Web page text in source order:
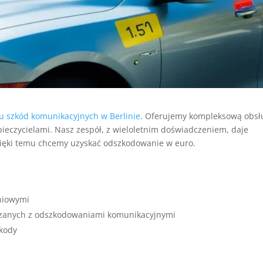
szkód komunikacyjnych w Berlinie. Oferujemy kompleksową
Nasz zespół, z wieloletnim doświadczeniem, daje
temu chcemy uzyskać odszkodowanie w euro.
z odszkodowaniami komunikacyjnymi